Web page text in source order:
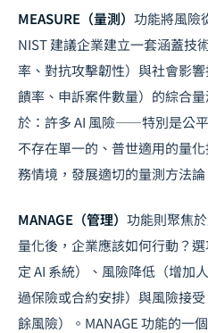
MEASURE（量測） 功能將風險
NIST 建議企業建立一套涵蓋技
率、對抗攻擊韌性）與社會影
饋率、申訴案件數量）的綜合
於：許多 AI 風險——特別是公
不存在單一的、普世適用的量
務情境，發展適切的量測方法論
MANAGE（管理） 功能則聚焦
量化後，企業應該如何行動？
定 AI 系統）、風險降低（增加
過保險或合約安排）與風險接
餘風險）。MANAGE 功能的一